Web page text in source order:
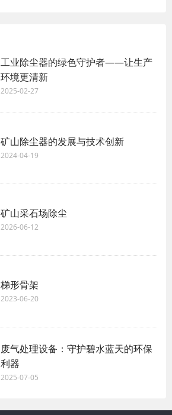
工业除尘器的绿色守护者——让生产
环境更清新
2025-02-27
矿山除尘器的发展与技术创新
2024-04-19
矿山采石场除尘
2026-06-12
梯形骨架
2023-06-20
废气处理设备：守护碧水蓝天的环保
利器
2025-07-05